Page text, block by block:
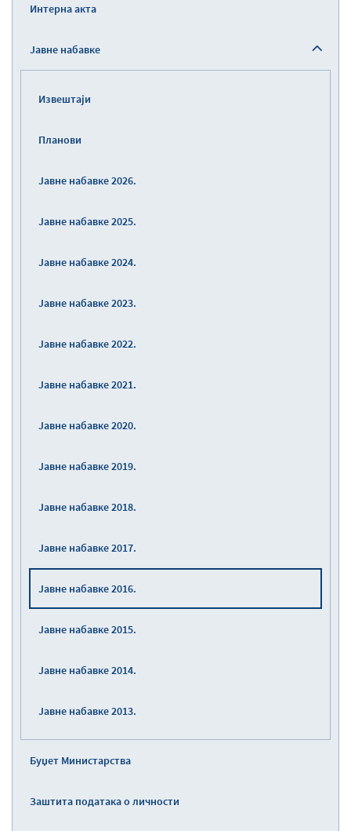
Интерна акта
Јавне набавке
Извештаји
Планови
Јавне набавке 2026.
Јавне набавке 2025.
Јавне набавке 2024.
Јавне набавке 2023.
Јавне набавке 2022.
Јавне набавке 2021.
Јавне набавке 2020.
Јавне набавке 2019.
Јавне набавке 2018.
Јавне набавке 2017.
Јавне набавке 2016.
Јавне набавке 2015.
Јавне набавке 2014.
Јавне набавке 2013.
Буџет Министарства
Заштита података о личности